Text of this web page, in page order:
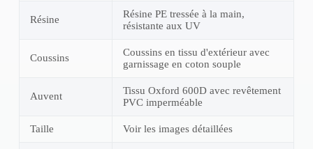
Résine
Résine PE tressée à la main,
résistante aux UV
Coussins
Coussins en tissu d'extérieur avec
garnissage en coton souple
Auvent
Tissu Oxford 600D avec revêtement
PVC imperméable
Taille Voir les images détaillées